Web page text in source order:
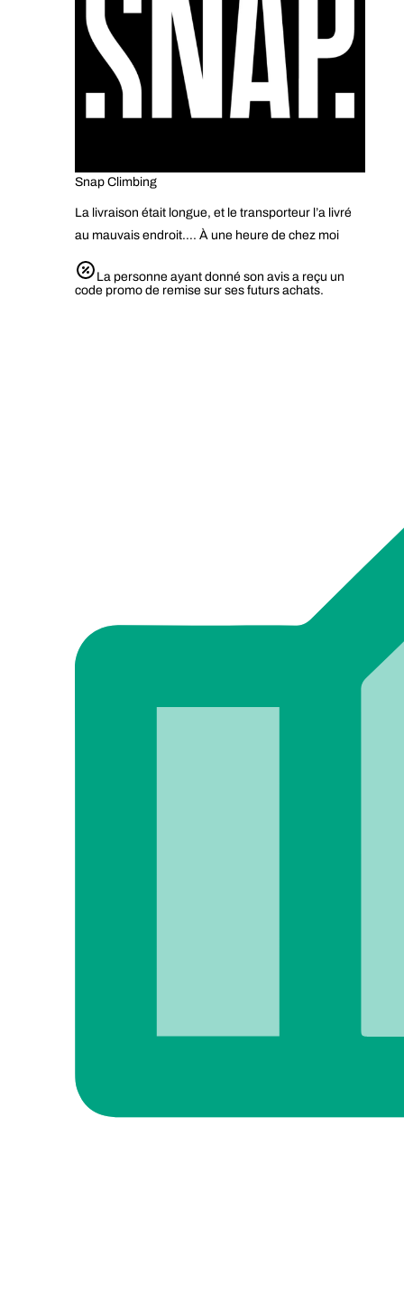
Snap Climbing
La livraison était longue, et le transporteur l’a livré
au mauvais endroit…. À une heure de chez moi
La personne ayant donné son avis a reçu un
code promo de remise sur ses futurs achats.